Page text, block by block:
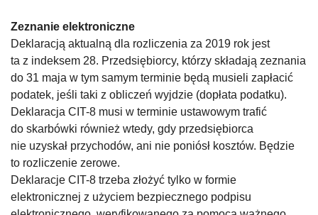
Zeznanie elektroniczne
Deklaracją aktualną dla rozliczenia za 2019 rok jest
ta z indeksem 28. Przedsiębiorcy, którzy składają zeznania
do 31 maja w tym samym terminie będą musieli zapłacić
podatek, jeśli taki z obliczeń wyjdzie (dopłata podatku).
Deklaracja CIT-8 musi w terminie ustawowym trafić
do skarbówki również wtedy, gdy przedsiębiorca
nie uzyskał przychodów, ani nie poniósł kosztów. Będzie
to rozliczenie zerowe.
Deklaracje CIT-8 trzeba złożyć tylko w formie
elektronicznej z użyciem bezpiecznego podpisu